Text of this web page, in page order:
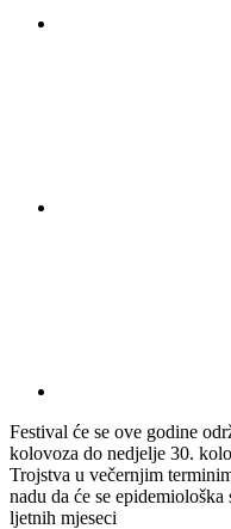
Festival će se ove godine
kolovoza do nedjelje 30.
Trojstva u večernjim
nadu da će se
ljetnih mjeseci